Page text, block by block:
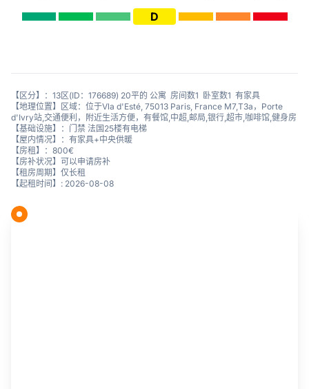
D
【区分】：13区(ID：176689) 20平的 公寓 房间数1 卧室数1 有家具
【地理位置】区域：位于Vla d'Esté, 75013 Paris, France M7,T3a，Porte
d'Ivry站,交通便利，附近生活方便，有餐馆,中超,邮局,银行,超市,咖啡馆,健身房
【基础设施】：门禁 法国25楼有电梯
【屋内情况】：有家具+中央供暖
【房租】：800€
【房补状况】可以申请房补
【租房周期】仅长租
【起租时间】: 2026-08-08